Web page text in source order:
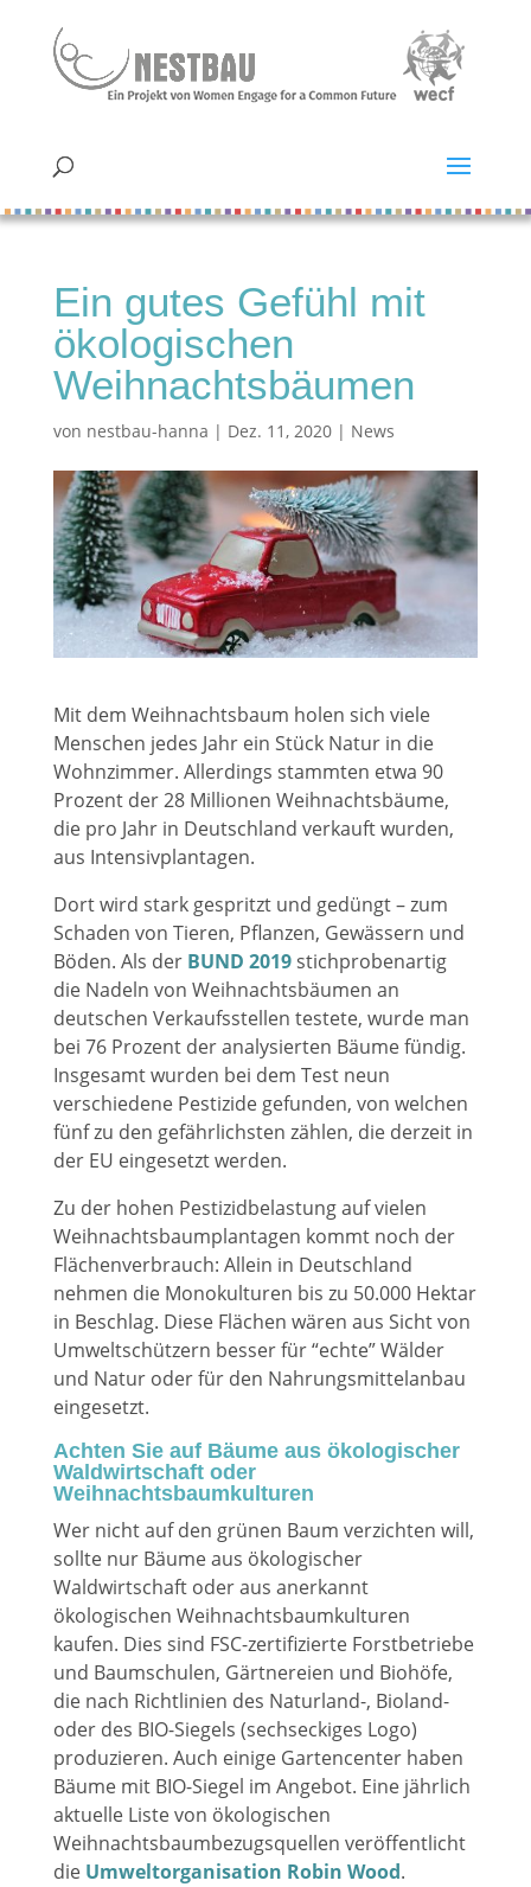
Ein gutes Gefühl mit
ökologischen
Weihnachtsbäumen
von nestbau-hanna | Dez. 11, 2020| News
Mit dem Weihnachtsbaum holen sich viele
Menschen jedes Jahr ein Stück Natur in die
Wohnzimmer. Allerdings stammten etwa 90
Prozent der 28 Millionen Weihnachtsbäume,
die pro Jahr in Deutschland verkauft wurden,
aus Intensivplantagen.
Dort wird stark gespritzt und gedüngt – zum
Schaden von Tieren, Pflanzen, Gewässern und
Böden. Als der BUND 2019stichprobenartig
die Nadeln von Weihnachtsbäumen an
deutschen Verkaufsstellen testete, wurde man
bei 76 Prozent der analysierten Bäume fündig.
Insgesamt wurden bei dem Test neun
verschiedene Pestizide gefunden, von welchen
fünf zu den gefährlichsten zählen, die derzeit in
der EU eingesetzt werden.
Zu der hohen Pestizidbelastung auf vielen
Weihnachtsbaumplantagen kommt noch der
Flächenverbrauch: Allein in Deutschland
nehmen die Monokulturen bis zu 50.000 Hektar
in Beschlag. Diese Flächen wären aus Sicht von
Umweltschützern besser für “echte” Wälder
und Natur oder für den Nahrungsmittelanbau
eingesetzt.
Achten Sie auf Bäume aus ökologischer
Waldwirtschaft oder
Weihnachtsbaumkulturen
Wer nicht auf den grünen Baum verzichten will,
sollte nur Bäume aus ökologischer
Waldwirtschaft oder aus anerkannt
ökologischen Weihnachtsbaumkulturen
kaufen. Dies sind FSC-zertifizierte Forstbetriebe
und Baumschulen, Gärtnereien und Biohöfe,
die nach Richtlinien des Naturland-, Bioland-
oder des BIO-Siegels (sechseckiges Logo)
produzieren. Auch einige Gartencenter haben
Bäume mit BIO-Siegel im Angebot. Eine jährlich
aktuelle Liste von ökologischen
Weihnachtsbaumbezugsquellen veröffentlicht
die Umweltorganisation Robin Wood.